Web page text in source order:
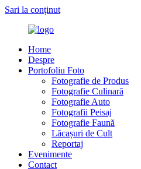
Sari la conținut
Home
Despre
Portofoliu Foto
Fotografie de Produs
Fotografie Culinară
Fotografie Auto
Fotografii Peisaj
Fotografie Faună
Lăcașuri de Cult
Reportaj
Evenimente
Contact